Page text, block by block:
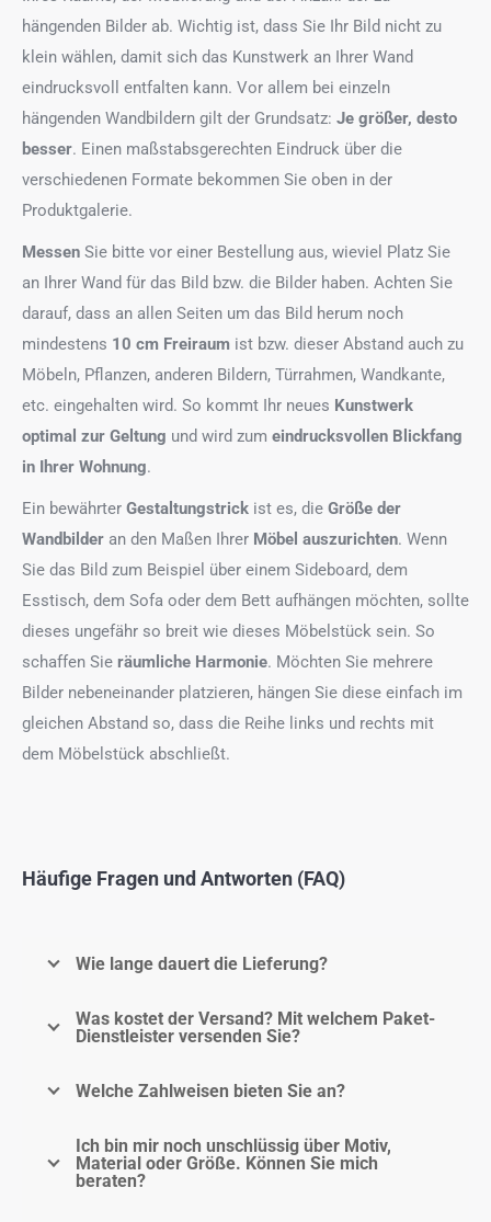
hängenden Bilder ab. Wichtig ist, dass Sie Ihr Bild nicht zu
klein wählen, damit sich das Kunstwerk an Ihrer Wand
eindrucksvoll entfalten kann. Vor allem bei einzeln
hängenden Wandbildern gilt der Grundsatz: Je größer, desto
besser. Einen maßstabsgerechten Eindruck über die
verschiedenen Formate bekommen Sie oben in der
Produktgalerie.
Messen Sie bitte vor einer Bestellung aus, wieviel Platz Sie
an Ihrer Wand für das Bild bzw. die Bilder haben. Achten Sie
darauf, dass an allen Seiten um das Bild herum noch
mindestens 10 cm Freiraum ist bzw. dieser Abstand auch zu
Möbeln, Pflanzen, anderen Bildern, Türrahmen, Wandkante,
etc. eingehalten wird. So kommt Ihr neues Kunstwerk
optimal zur Geltung und wird zum eindrucksvollen Blickfang
in Ihrer Wohnung.
Ein bewährter Gestaltungstrick ist es, die Größe der
Wandbilder an den Maßen Ihrer Möbel auszurichten. Wenn
Sie das Bild zum Beispiel über einem Sideboard, dem
Esstisch, dem Sofa oder dem Bett aufhängen möchten, sollte
dieses ungefähr so breit wie dieses Möbelstück sein. So
schaffen Sie räumliche Harmonie. Möchten Sie mehrere
Bilder nebeneinander platzieren, hängen Sie diese einfach im
gleichen Abstand so, dass die Reihe links und rechts mit
dem Möbelstück abschließt.
Häufige Fragen und Antworten (FAQ)
Wie lange dauert die Lieferung?
Was kostet der Versand? Mit welchem Paket-
Dienstleister versenden Sie?
Welche Zahlweisen bieten Sie an?
Ich bin mir noch unschlüssig über Motiv,
Material oder Größe. Können Sie mich
beraten?